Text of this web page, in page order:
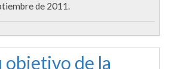
de 2011.
objetivo de la